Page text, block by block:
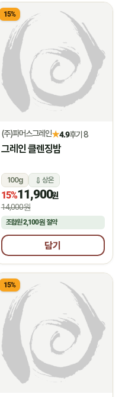
15%
(주)파머스그레인★4.9후기 8
그레인 클렌징밤
100g 상온
15%11,900원
14,000원
조합원2,100원절약
담기
15%